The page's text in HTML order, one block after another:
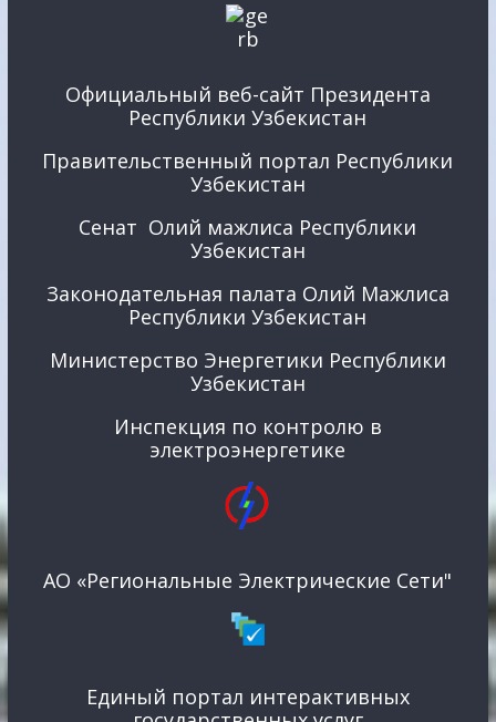
Официальный веб-сайт Президента
Республики Узбекистан
Правительственный портал Республики
Узбекистан
Сенат Олий мажлиса Республики
Узбекистан
Законодательная палата Олий Мажлиса
Республики Узбекистан
Министерство Энергетики Республики
Узбекистан
Инспекция по контролю в
электроэнергетике
АО «Региональные Электрические Сети"
Единый портал интерактивных